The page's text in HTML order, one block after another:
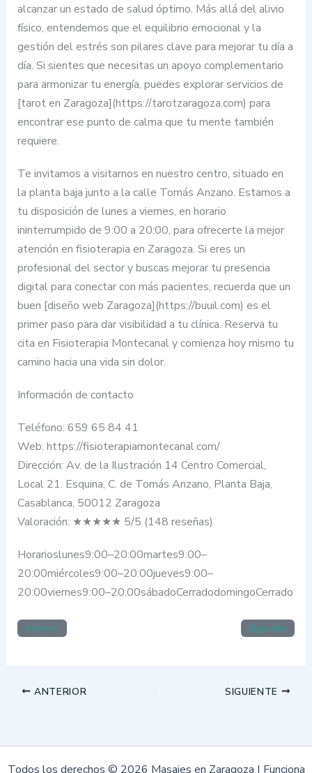
alcanzar un estado de salud óptimo. Más allá del alivio
físico, entendemos que el equilibrio emocional y la
gestión del estrés son pilares clave para mejorar tu día a
día. Si sientes que necesitas un apoyo complementario
para armonizar tu energía, puedes explorar servicios de
[tarot en Zaragoza](https://tarotzaragoza.com) para
encontrar ese punto de calma que tu mente también
requiere.
Te invitamos a visitarnos en nuestro centro, situado en
la planta baja junto a la calle Tomás Anzano. Estamos a
tu disposición de lunes a viernes, en horario
ininterrumpido de 9:00 a 20:00, para ofrecerte la mejor
atención en fisioterapia en Zaragoza. Si eres un
profesional del sector y buscas mejorar tu presencia
digital para conectar con más pacientes, recuerda que un
buen [diseño web Zaragoza](https://buuil.com) es el
primer paso para dar visibilidad a tu clínica. Reserva tu
cita en Fisioterapia Montecanal y comienza hoy mismo tu
camino hacia una vida sin dolor.
Información de contacto
Teléfono: 659 65 84 41
Web: https://fisioterapiamontecanal.com/
Dirección: Av. de la Ilustración 14 Centro Comercial,
Local 21. Esquina, C. de Tomás Anzano, Planta Baja,
Casablanca, 50012 Zaragoza
Valoración: ★★★★★ 5/5 (148 reseñas)
Horarioslunes9:00–20:00martes9:00–
20:00miércoles9:00–20:00jueves9:00–
20:00viernes9:00–20:00sábadoCerradodomingoCerrado
Anterior Siguiente
ANTERIOR SIGUIENTE
Todos los derechos © 2026 Masajes en Zaragoza | Funciona